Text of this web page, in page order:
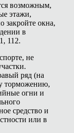
возможным,
этажи,
закройте окна,
в
112.
не
ряд (на
торможению,
огни и
средство и
или в